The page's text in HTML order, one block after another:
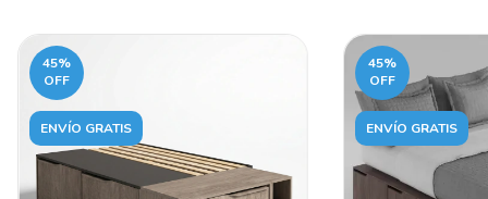
45%
OFF
ENVÍO GRATIS
45%
OFF
ENVÍO GRATIS